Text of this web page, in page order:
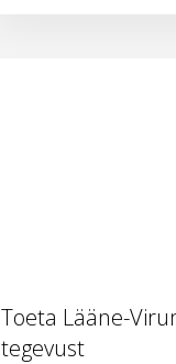
Toeta Lääne-
tegevust